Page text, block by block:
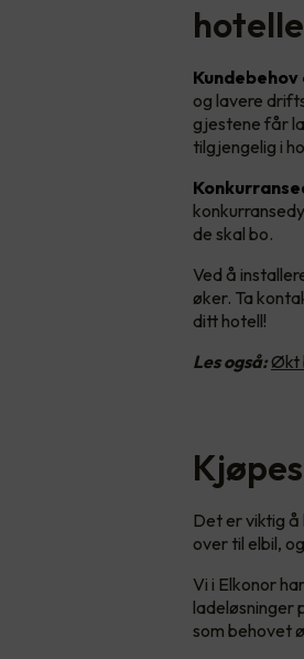
og lavere
gjestene får
tilgjengelig i
de skal bo.
Ved å
øker. Ta
ditt hotell!
Les også: Økt
Det er viktig
over til elbil,
Vi i Elkonor
ladeløsninger
som behovet